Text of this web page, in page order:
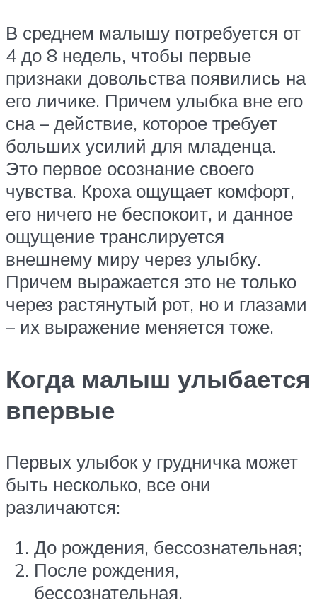
В среднем малышу потребуется от
4 до 8 недель, чтобы первые
признаки довольства появились на
его личике. Причем улыбка вне его
сна – действие, которое требует
больших усилий для младенца.
Это первое осознание своего
чувства. Кроха ощущает комфорт,
его ничего не беспокоит, и данное
ощущение транслируется
внешнему миру через улыбку.
Причем выражается это не только
через растянутый рот, но и глазами
– их выражение меняется тоже.
Когда малыш улыбается
впервые
Первых улыбок у грудничка может
быть несколько, все они
различаются:
До рождения, бессознательная;
После рождения,
бессознательная.